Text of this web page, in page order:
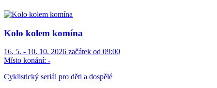
Kolo kolem komína
16. 5. - 10. 10. 2026 začátek od 09:00
Místo konání: -
Cyklistický seriál pro děti a dospělé